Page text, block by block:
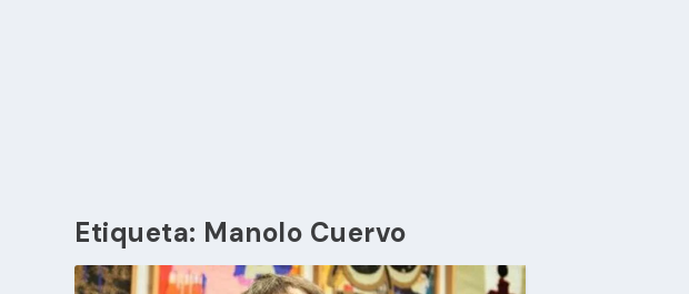
Etiqueta: Manolo Cuervo